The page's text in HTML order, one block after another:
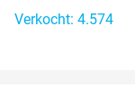
Verkocht: 4.574